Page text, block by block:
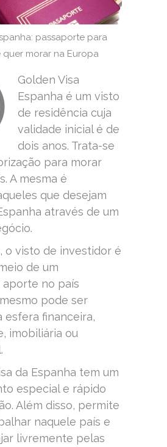
passaporte para
quer morar na Europa
Golden Visa
Espanha é um visto
de residência cuja
validade inicial é de
dois anos. Trata-se
para morar
A mesma é
que desejam
através de um
o visto de investidor é
de um
no país
pode ser
esfera financeira,
imobiliária ou
da Espanha tem um
especial e rápido
Além disso, permite
naquele país e
livremente pelas